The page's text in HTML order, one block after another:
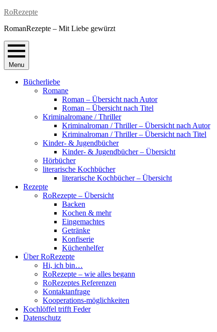
Skip
content
RoRezepte
RomanRezepte – Mit Liebe gewürzt
Menu
Bücherliebe
Romane
Roman – Übersicht nach Autor
Roman – Übersicht nach Titel
Kriminalromane / Thriller
Kriminalroman / Thriller – Übersicht nach Autor
Kriminalroman / Thriller – Übersicht nach Titel
Kinder- & Jugendbücher
Kinder- & Jugendbücher – Übersicht
Hörbücher
literarische Kochbücher
literarische Kochbücher – Übersicht
Rezepte
RoRezepte – Übersicht
Backen
Kochen & mehr
Eingemachtes
Getränke
Konfiserie
Küchenhelfer
Über RoRezepte
Hi, ich bin…
RoRezepte – wie alles begann
RoRezeptes Referenzen
Kontaktanfrage
Kooperations-möglichkeiten
Kochlöffel trifft Feder
Datenschutz